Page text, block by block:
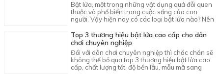
Bật lửa, một trong những vật dụng quá đỗi quen
thuộc và phổ biến trong cuộc sống của con
người. Vậy hiện nay có các loại bật lửa nào? Nên
Top 3 thương hiệu bật lửa cao cấp cho dân
chơi chuyên nghiệp
Đối với dân chơi chuyên nghiệp thì chắc chắn sẽ
không thể bỏ qua top 3 thương hiệu bật lửa cao
cấp, chất lượng tốt, độ bền lâu, mẫu mã sang